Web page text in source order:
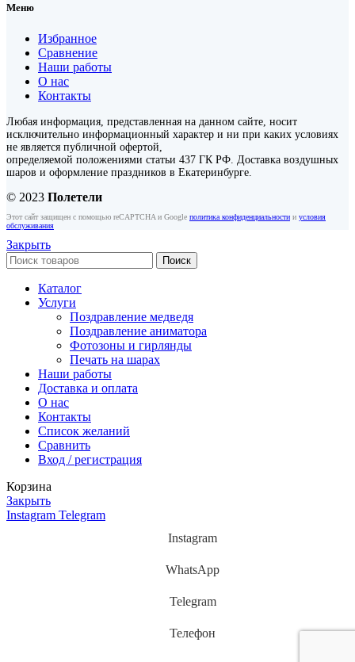
Меню
Избранное
Сравнение
Наши работы
О нас
Контакты
Любая информация, представленная на данном сайте, носит
исключительно информационный характер и ни при каких условиях
не является публичной офертой,
определяемой положениями статьи 437 ГК РФ. Доставка воздушных
шаров и оформление праздников в Екатеринбурге.
© 2023 Полетели
Этот сайт защищен с помощью reCAPTCHA и Google политика конфиденциальности и условия
обслуживания
Закрыть
Поиск
Каталог
Услуги
Поздравление медведя
Поздравление аниматора
Фотозоны и гирлянды
Печать на шарах
Наши работы
Доставка и оплата
О нас
Контакты
Список желаний
Сравнить
Вход / регистрация
Корзина
Закрыть
Instagram Telegram
Instagram
WhatsApp
Telegram
Телефон